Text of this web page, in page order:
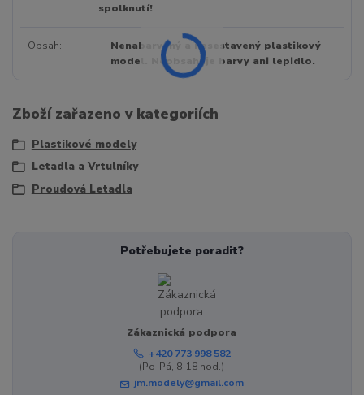
spolknutí!
Obsah
Nenabarvený a nesestavený plastikový
model. Neobsahuje barvy ani lepidlo.
Zboží zařazeno v kategoriích
Plastikové modely
Letadla a Vrtulníky
Proudová Letadla
Potřebujete poradit?
Zákaznická podpora
+420 773 998 582
(Po-Pá, 8-18 hod.)
jm.modely@gmail.com